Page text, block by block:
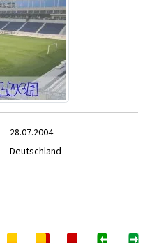
28.07.2004
Deutschland